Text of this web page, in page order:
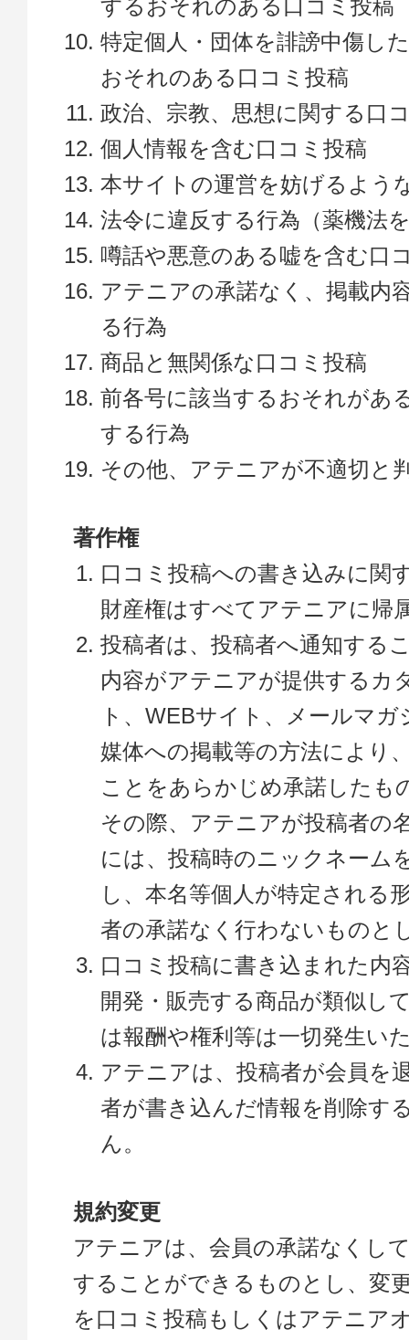
するおそれのある口コミ投稿
特定個人・団体を誹謗中傷し
おそれのある口コミ投稿
政治、宗教、思想に関する口
個人情報を含む口コミ投稿
本サイトの運営を妨げるよう
法令に違反する行為（薬機法
噂話や悪意のある嘘を含む口
アテニアの承諾なく、掲載内
る行為
商品と無関係な口コミ投稿
前各号に該当するおそれがあ
する行為
その他、アテニアが不適切と
著作権
口コミ投稿への書き込みに関
財産権はすべてアテニアに帰
投稿者は、投稿者へ通知する
内容がアテニアが提供するカ
ト、WEBサイト、メールマ
媒体への掲載等の方法により
ことをあらかじめ承諾したも
その際、アテニアが投稿者の
には、投稿時のニックネーム
し、本名等個人が特定される
者の承諾なく行わないものと
口コミ投稿に書き込まれた内
開発・販売する商品が類似し
は報酬や権利等は一切発生い
アテニアは、投稿者が会員を
者が書き込んだ情報を削除す
ん。
規約変更
アテニアは、会員の承諾なくし
することができるものとし、変
を口コミ投稿もしくはアテニア